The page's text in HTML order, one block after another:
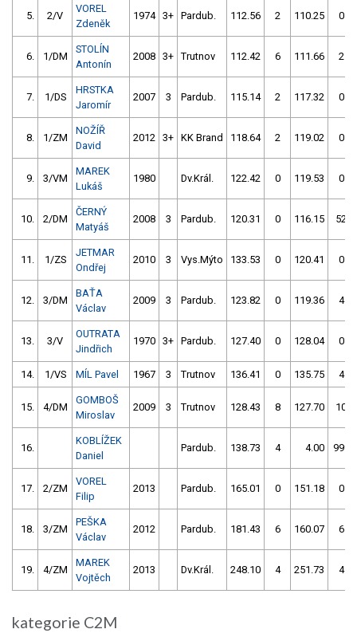
5. 2/V
VOREL
Zdeněk
1974 3+ Pardub. 112.56 2 110.25 0
6. 1/DM
STOLÍN
Antonín
2008 3+ Trutnov 112.42 6 111.66 2
7. 1/DS
HRSTKA
Jaromír
2007 3 Pardub. 115.14 2 117.32 0
8. 1/ZM
NOŽÍŘ
David
2012 3+ KK Brand 118.64 2 119.02 0
9. 3/VM
MAREK
Lukáš
1980 Dv.Král. 122.42 0 119.53 0
10. 2/DM
ČERNÝ
Matyáš
2008 3 Pardub. 120.31 0 116.15 52
11. 1/ZS
JETMAR
Ondřej
2010 3 Vys.Mýto 133.53 0 120.41 0
12. 3/DM
BAŤA
Václav
2009 3 Pardub. 123.82 0 119.36 4
13. 3/V
OUTRATA
Jindřich
1970 3+ Pardub. 127.40 0 128.04 0
14. 1/VS MÍL Pavel 1967 3 Trutnov 136.41 0 135.75 4
15. 4/DM
GOMBOŠ
Miroslav
2009 3 Trutnov 128.43 8 127.70 10
16.
KOBLÍŽEK
Daniel
Pardub. 138.73 4 4.00 999
17. 2/ZM
VOREL
Filip
2013 Pardub. 165.01 0 151.18 0
18. 3/ZM
PEŠKA
Václav
2012 Pardub. 181.43 6 160.07 6
19. 4/ZM
MAREK
Vojtěch
2013 Dv.Král. 248.10 4 251.73 4
kategorie C2M